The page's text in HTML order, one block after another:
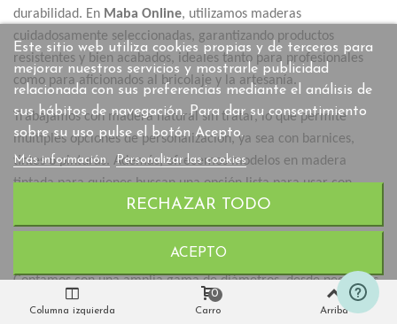
durabilidad. En Maba Online, utilizamos maderas
cuidadosamente seleccionadas, garantizando productos
resistentes y bien acabados, ideales tanto para profesionales
como para aficionados al bricolaje y la artesanía.
Trabajamos con madera natural sin tratar, lo que permite
múltiples opciones de personalización, ya sea con barnices,
tintes o pinturas. Además, ofrecemos modelos en madera
tintada para quienes buscan una opción lista para usar con
colores vibrantes y uniformes.
Variedad de tamaños y acabados
Contamos con una amplia gama de diámetros, desde pequeñas
bolas de madera de pocos milímetros hasta piezas más
Este sitio web utiliza cookies propias y de terceros para
mejorar nuestros servicios y mostrarle publicidad
relacionada con sus preferencias mediante el análisis de
sus hábitos de navegación. Para dar su consentimiento
sobre su uso pulse el botón Acepto.
Más información Personalizar las cookies
RECHAZAR TODO
ACEPTO
Columna izquierda Carro
0
Arriba